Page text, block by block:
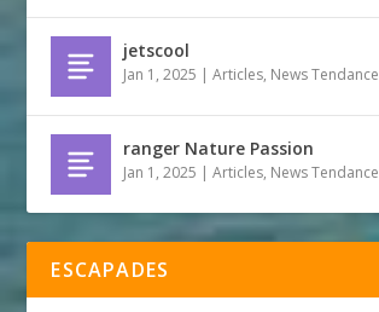
jetscool
Jan 1, 2025 |Articles, News Tendance
ranger Nature Passion
Jan 1, 2025 |Articles, News Tendance
ESCAPADES